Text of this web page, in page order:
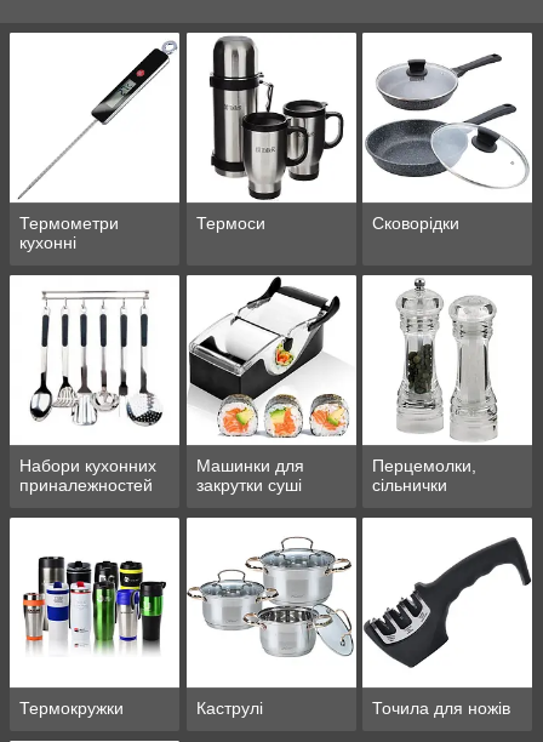
необхідних товарів для кухні.
Термометри
кухонні
Термоси Сковорідки
Набори кухонних
приналежностей
Машинки для
закрутки суші
Перцемолки,
сільнички
Термокружки Каструлі Точила для ножів